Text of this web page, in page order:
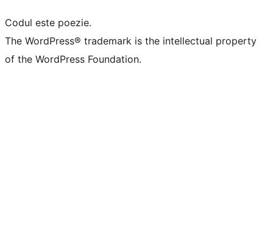
Codul este poezie.
The WordPress® trademark is the intellectual property
of the WordPress Foundation.